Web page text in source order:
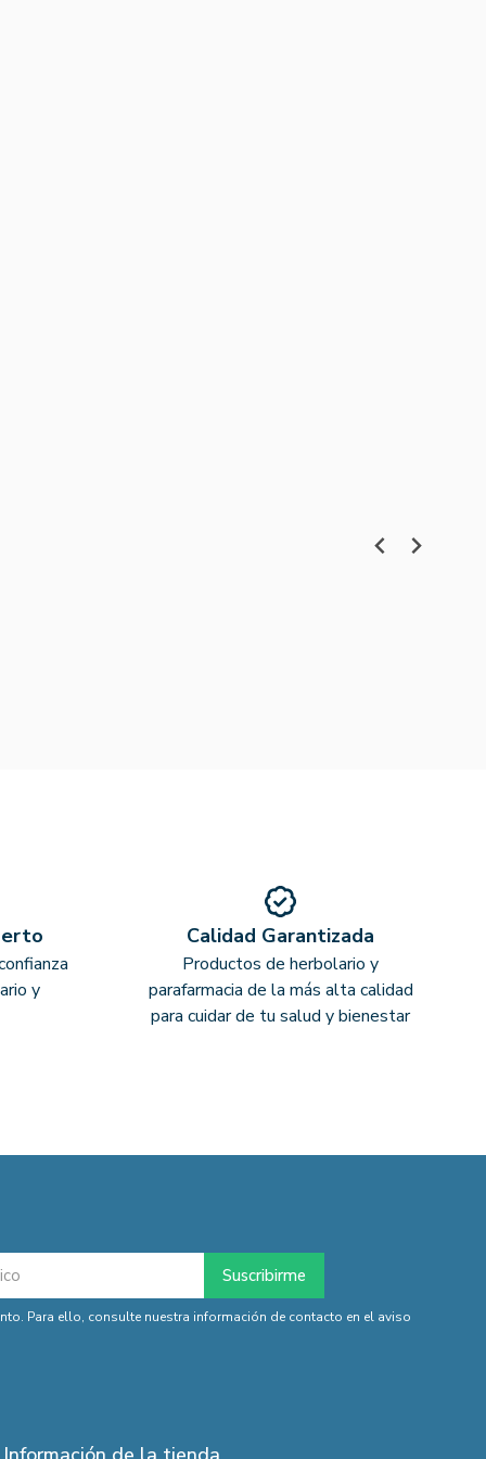
y
Calidad Garantizada
Productos de herbolario y
parafarmacia de la más alta calidad
para cuidar de tu salud y bienestar
Para ello, consulte nuestra información de contacto en el aviso